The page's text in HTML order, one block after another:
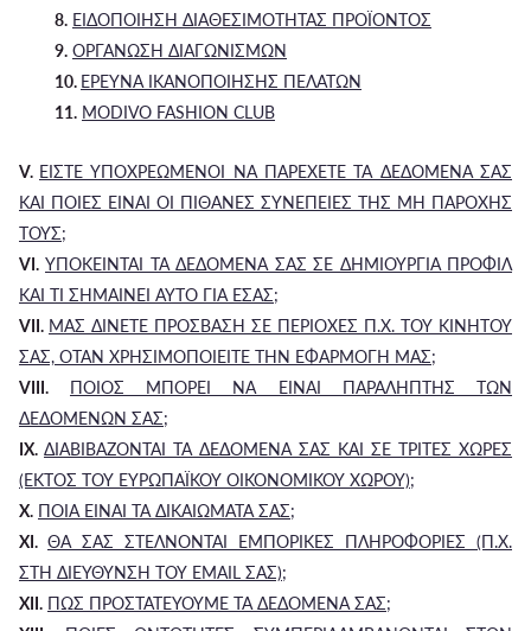
8. ΕΙΔΟΠΟΙΗΣΗ ΔΙΑΘΕΣΙΜΟΤΗΤΑΣ ΠΡΟΪΟΝΤΟΣ
9. ΟΡΓΑΝΩΣΗ ΔΙΑΓΩΝΙΣΜΩΝ
10. ΕΡΕΥΝΑ ΙΚΑΝΟΠΟΙΗΣΗΣ ΠΕΛΑΤΩΝ
11. MODIVO FASHION CLUB
V. ΕΙΣΤΕ ΥΠΟΧΡΕΩΜΕΝΟΙ ΝΑ ΠΑΡΕΧΕΤΕ ΤΑ ΔΕΔΟΜΕΝΑ ΣΑΣ
ΚΑΙ ΠΟΙΕΣ ΕΙΝΑΙ ΟΙ ΠΙΘΑΝΕΣ ΣΥΝΕΠΕΙΕΣ ΤΗΣ ΜΗ ΠΑΡΟΧΗΣ
ΤΟΥΣ;
VI. ΥΠΟΚΕΙΝΤΑΙ ΤΑ ΔΕΔΟΜΕΝΑ ΣΑΣ ΣΕ ΔΗΜΙΟΥΡΓΙΑ ΠΡΟΦΙΛ
ΚΑΙ ΤΙ ΣΗΜΑΙΝΕΙ ΑΥΤΟ ΓΙΑ ΕΣΑΣ;
VII. ΜΑΣ ΔΙΝΕΤΕ ΠΡΟΣΒΑΣΗ ΣΕ ΠΕΡΙΟΧΕΣ Π.Χ. ΤΟΥ ΚΙΝΗΤΟΥ
ΣΑΣ, ΟΤΑΝ ΧΡΗΣΙΜΟΠΟΙΕΙΤΕ ΤΗΝ ΕΦΑΡΜΟΓΗ ΜΑΣ;
VIII.
ΠΟΙΟΣ ΜΠΟΡΕΙ ΝΑ ΕΙΝΑΙ ΠΑΡΑΛΗΠΤΗΣ ΤΩΝ
ΔΕΔΟΜΕΝΩΝ ΣΑΣ;
IX. ΔΙΑΒΙΒΑΖΟΝΤΑΙ ΤΑ ΔΕΔΟΜΕΝΑ ΣΑΣ ΚΑΙ ΣΕ ΤΡΙΤΕΣ ΧΩΡΕΣ
(ΕΚΤΟΣ ΤΟΥ ΕΥΡΩΠΑΪΚΟΥ ΟΙΚΟΝΟΜΙΚΟΥ ΧΩΡΟΥ);
X. ΠΟΙΑ ΕΙΝΑΙ ΤΑ ΔΙΚΑΙΩΜΑΤΑ ΣΑΣ;
XI. ΘΑ ΣΑΣ ΣΤΕΛΝΟΝΤΑΙ ΕΜΠΟΡΙΚΕΣ ΠΛΗΡΟΦΟΡΙΕΣ (Π.Χ.
ΣΤΗ ΔΙΕΥΘΥΝΣΗ ΤΟΥ EMAIL ΣΑΣ);
XII. ΠΩΣ ΠΡΟΣΤΑΤΕΥΟΥΜΕ ΤΑ ΔΕΔΟΜΕΝΑ ΣΑΣ;